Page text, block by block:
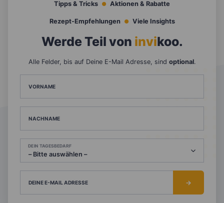
Tipps & Tricks Aktionen & Rabatte
Rezept-Empfehlungen Viele Insights
Werde Teil von invikoo.
Alle Felder, bis auf Deine E-Mail Adresse, sind optional.
VORNAME
NACHNAME
DEIN TAGESBEDARF
DEINE E-MAIL ADRESSE